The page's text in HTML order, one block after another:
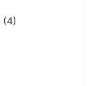
(4)